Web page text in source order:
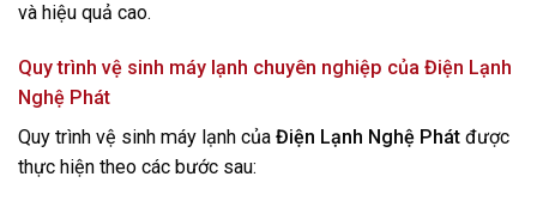
và hiệu quả cao.
Quy trình vệ sinh máy lạnh chuyên nghiệp của Điện Lạnh
Nghệ Phát
Quy trình vệ sinh máy lạnh của Điện Lạnh Nghệ Phát được
thực hiện theo các bước sau: